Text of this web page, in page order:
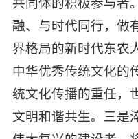
共同体的积极参与者
融、与时代同行，做
界格局的新时代东农
中华优秀传统文化的
统文化传播的重任，
文明和谐共生。三是